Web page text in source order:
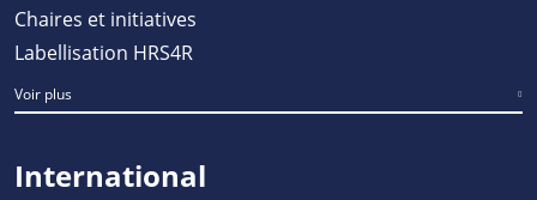
Chaires et initiatives
Labellisation HRS4R
Voir plus
International